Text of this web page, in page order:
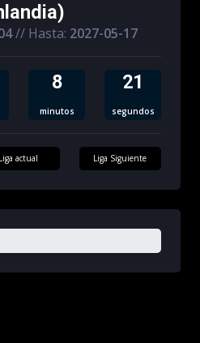
// Hasta: 2027-05-17
8
minutos
21
segundos
Liga actual Liga Siguiente